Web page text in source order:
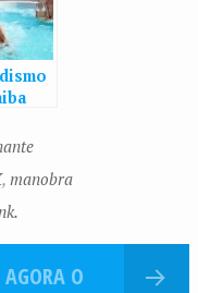
de
, manobra
AGORA O